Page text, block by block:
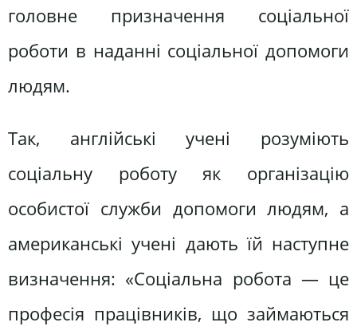
головне призначення соціальної
роботи в наданні соціальної допомоги
людям.
Так, англійські учені розуміють
соціальну роботу як організацію
особистої служби допомоги людям, а
американські учені дають їй наступне
визначення: «Соціальна робота — це
професія працівників, що займаються